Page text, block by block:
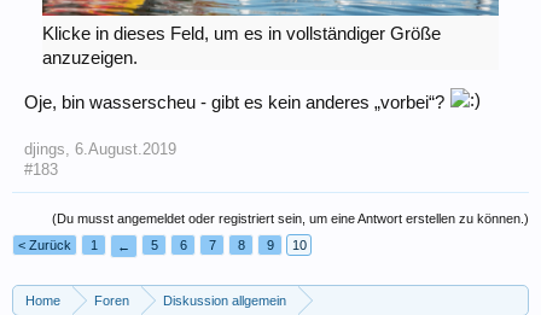
Klicke in dieses Feld, um es in vollständiger Größe
anzuzeigen.
Oje, bin wasserscheu - gibt es kein anderes „vorbei“?
djings 6.August.2019
#183
(Du musst angemeldet oder registriert sein, um eine Antwort erstellen zu können.)
< Zurück
1 ← 5 6 7 8 9 10
Home Foren Diskussion allgemein